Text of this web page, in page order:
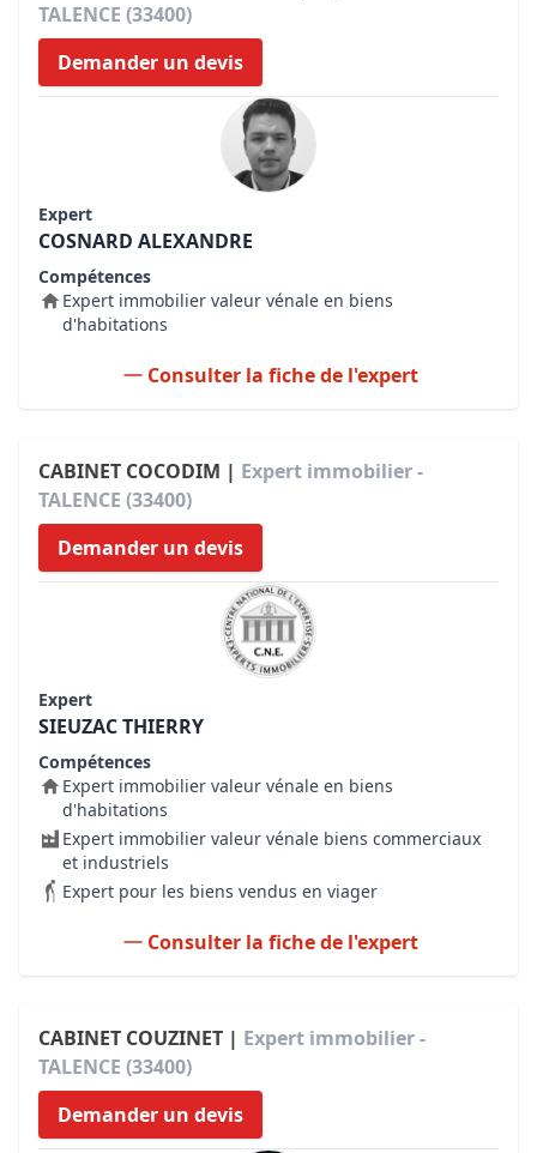
TALENCE (33400)
Demander un devis
Expert
COSNARD ALEXANDRE
Compétences
Expert immobilier valeur vénale en biens
d'habitations
Consulter la fiche de l'expert
CABINET COCODIM | Expert immobilier -
TALENCE (33400)
Demander un devis
Expert
SIEUZAC THIERRY
Compétences
Expert immobilier valeur vénale en biens
d'habitations
Expert immobilier valeur vénale biens commerciaux
et industriels
Expert pour les biens vendus en viager
Consulter la fiche de l'expert
CABINET COUZINET | Expert immobilier -
TALENCE (33400)
Demander un devis